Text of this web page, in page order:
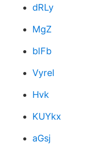
dRLy
MgZ
bIFb
VyreI
Hvk
KUYkx
aGsj